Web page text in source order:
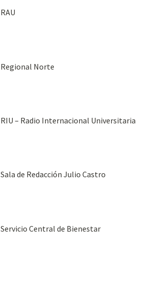
RAU
Regional Norte
RIU – Radio Internacional Universitaria
Sala de Redacción Julio Castro
Servicio Central de Bienestar